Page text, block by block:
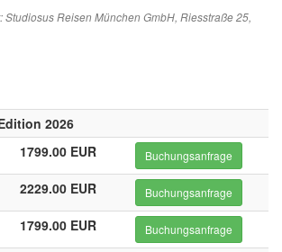
Studiosus Reisen München GmbH, Riesstraße 25,
2026
1799.00 EUR Buchungsanfrage
2229.00 EUR Buchungsanfrage
1799.00 EUR Buchungsanfrage